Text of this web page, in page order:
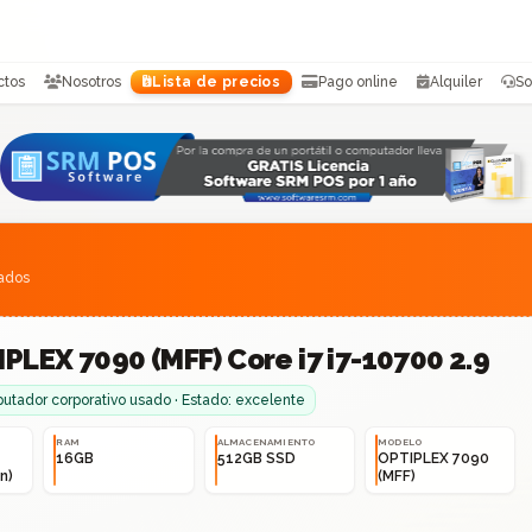
Nosotros Lista de precios Pago online Alquiler
7090 (MFF) Core i7 i7-10700 2.9
corporativo usado · Estado: excelente
RAM
16GB
ALMACENAMIENTO
512GB SSD
MODELO
OPTIPLEX 7090
(MFF)